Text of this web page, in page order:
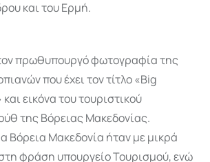
και του Ερμή.
πρωθυπουργό φωτογραφία της
που έχει τον τίτλο «Big
εικόνα του τουριστικού
της Βόρειας Μακεδονίας.
Βόρεια Μακεδονία ήταν με μικρά
φράση υπουργείο Τουρισμού, ενώ